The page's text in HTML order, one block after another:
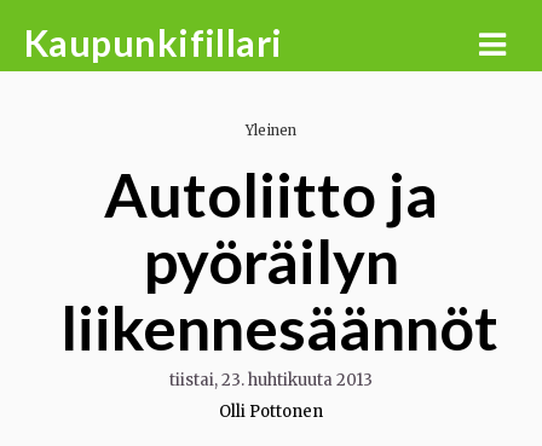
Kaupunkifillari
Yleinen
Autoliitto ja
pyöräilyn
liikennesäännöt
tiistai, 23. huhtikuuta 2013
Olli Pottonen